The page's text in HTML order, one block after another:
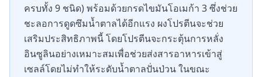
ครบทั้ง 9 ชนิด) พร้อมด้วยกรดไขมันโอเมก้า 3 ซึ่งช่วย
ชะลอการดูดซึมน้ำตาลได้อีกแรง ผงโปรตีนจะช่วย
เสริมประสิทธิภาพนี้ โดยโปรตีนจะกระตุ้นการหลั่ง
อินซูลินอย่างเหมาะสมเพื่อช่วยส่งสารอาหารเข้าสู่
เซลล์โดยไม่ทำให้ระดับน้ำตาลปั่นป่วน ในขณะ